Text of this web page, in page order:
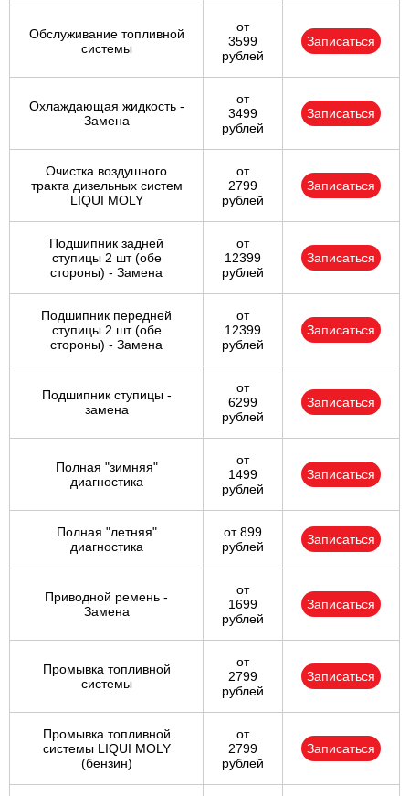
Обслуживание топливной
системы
от
3599
рублей
Записаться
Охлаждающая жидкость -
Замена
от
3499
рублей
Записаться
Очистка воздушного
тракта дизельных систем
LIQUI MOLY
от
2799
рублей
Записаться
Подшипник задней
ступицы 2 шт (обе
стороны) - Замена
от
12399
рублей
Записаться
Подшипник передней
ступицы 2 шт (обе
стороны) - Замена
от
12399
рублей
Записаться
Подшипник ступицы -
замена
от
6299
рублей
Записаться
Полная "зимняя"
диагностика
от
1499
рублей
Записаться
Полная "летняя"
диагностика
от 899
рублей
Записаться
Приводной ремень -
Замена
от
1699
рублей
Записаться
Промывка топливной
системы
от
2799
рублей
Записаться
Промывка топливной
системы LIQUI MOLY
(бензин)
от
2799
рублей
Записаться